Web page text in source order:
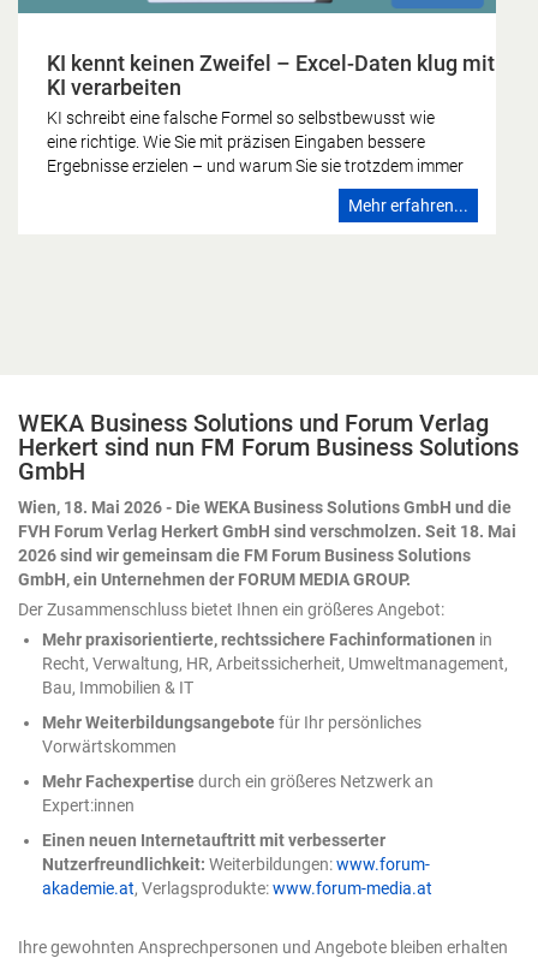
KI kennt keinen Zweifel – Excel-Daten klug mit
KI verarbeiten
KI schreibt eine falsche Formel so selbstbewusst wie
eine richtige. Wie Sie mit präzisen Eingaben bessere
Ergebnisse erzielen – und warum Sie sie trotzdem immer
gegenprüfen sollten. Die KI kennt keinen Zweifel Wer
schon einmal eine Formel falsch gebaut hat, kennt das
Modell nicht hat, muss der Mensch beisteuern – und
zwar an zwei Stellen: einmal zu Beginn, durch präzise
Eingaben, und anschließend beim Ergebnis, durch
konsequente Kontrolle. Zwei Tore, durch die jedes KI-
Ergebnis muss, bevor man ihm trauen darf. Nehmen wir
ein Beispiel: eine Umsatztabelle mit Regionen, Produkten
und Quartalswerten. Die Aufgabe an die KI lautet
schlicht: „Analysiere die Daten." Das Ergebnis ist
plausibel, ordentlich formatiert – und völlig belanglos.
Ein paar Durchschnittswerte, eine generische
Beobachtung. Nichts, womit sich eine Entscheidung
treffen ließe. Woran das liegt? An unseren bereits
formulierten zwei Toren. Was ändert sich gerade beim
Einsatz von Copilot in Excel? Bis vor Kurzem war KI in
übernahm sie selbst. 2026 hat sich das nun gedreht. Die
KI handelt nun direkt in der Arbeitsmappe – sie plant
mehrere Schritte, führt sie aus, prüft das eigene
Zwischenergebnis und arbeitet nach. Wie tiefgreifend
dieser Wandel ist, verrät eine Kleinigkeit am Rande:
Mehr erfahren...
WEKA Business Solutions und Forum Verlag
Herkert sind nun FM Forum Business Solutions
GmbH
Wien, 18. Mai 2026 - Die WEKA Business Solutions GmbH und die
FVH Forum Verlag Herkert GmbH sind verschmolzen. Seit 18. Mai
2026 sind wir gemeinsam die FM Forum Business Solutions
GmbH, ein Unternehmen der FORUM MEDIA GROUP.
Der Zusammenschluss bietet Ihnen ein größeres Angebot:
Mehr praxisorientierte, rechtssichere Fachinformationen in
Recht, Verwaltung, HR, Arbeitssicherheit, Umweltmanagement,
Bau, Immobilien & IT
Mehr Weiterbildungsangebotefür Ihr persönliches
Vorwärtskommen
Mehr Fachexpertisedurch ein größeres Netzwerk an
Expert:innen
Einen neuen Internetauftritt mit verbesserter
Nutzerfreundlichkeit: Weiterbildungen:www.forum-
akademie.at, Verlagsprodukte:www.forum-media.at
Ihre gewohnten Ansprechpersonen und Angebote bleiben erhalten